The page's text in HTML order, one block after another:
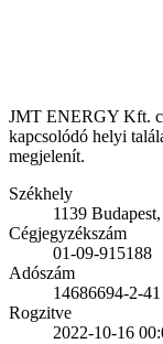
JMT ENERGY Kft.
kapcsolódó helyi
megjelenít.
Székhely
1139
Cégjegyzékszám
01-09-915188
Adószám
14686694-2-41
Rogzitve
2022-10-16